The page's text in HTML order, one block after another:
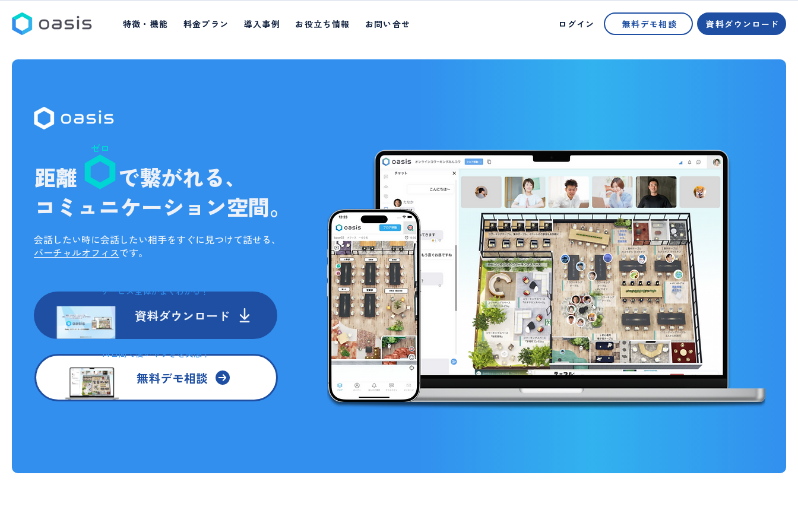
特徴・機能 料金プラン 導入事例 お役立ち情報 お問い合せ ログイン 無料デモ相談 資料ダウンロード
距離 で繋がれる、
ゼロ
コミュニケーション空間。
会話したい時に会話したい相手をすぐに見つけて話せる、
バーチャルオフィスです。
資料ダウンロード
サービス全体がよくわかる！
無料デモ相談
14日間で使いやすさを実感！